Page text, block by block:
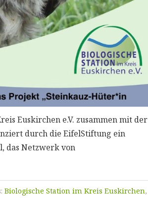
Euskirchen e.V. zusammen mit der
durch die EifelStiftung ein
das Netzwerk von
Biologische Station im Kreis Euskirchen,